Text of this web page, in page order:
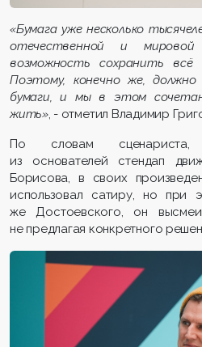
«Бумага уже несколько
отечественной и
возможность сохранить всё
Поэтому, конечно же,
бумаги, и мы в этом
жить», - отметил Владимир
По словам сценариста,
из основателей стендап
Борисова, в своих
использовал сатиру, но при
же Достоевского, он
не предлагая конкретного